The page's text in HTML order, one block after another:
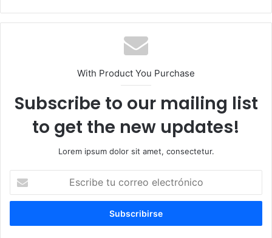
With Product You Purchase
Subscribe to our mailing list
to get the new updates!
Lorem ipsum dolor sit amet, consectetur.
c
i